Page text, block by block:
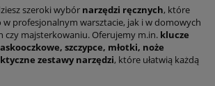
szeroki wybór narzędzi ręcznych, które
w profesjonalnym warsztacie, jak i w domowych
czy majsterkowaniu. Oferujemy m.in. klucze
szczypce, młotki, noże
zestawy narzędzi, które ułatwią każdą